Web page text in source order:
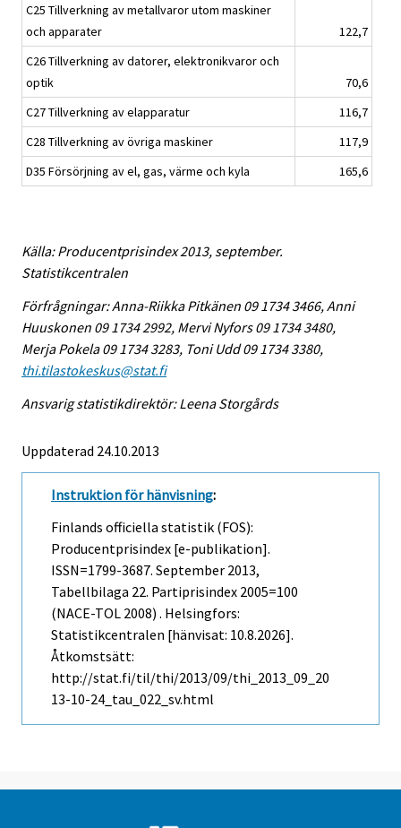
C25 Tillverkning av metallvaror utom maskiner
och apparater
122,7
C26 Tillverkning av datorer, elektronikvaror och
optik
70,6
C27 Tillverkning av elapparatur
116,7
C28 Tillverkning av övriga maskiner
117,9
D35 Försörjning av el, gas, värme och kyla
165,6
Källa: Producentprisindex 2013, september.
Statistikcentralen
Förfrågningar: Anna-Riikka Pitkänen 09 1734 3466, Anni
Huuskonen 09 1734 2992, Mervi Nyfors 09 1734 3480,
Merja Pokela 09 1734 3283, Toni Udd 09 1734 3380,
thi.tilastokeskus@stat.fi
Ansvarig statistikdirektör: Leena Storgårds
Uppdaterad 24.10.2013
Instruktion för hänvisning:
Finlands officiella statistik (FOS):
Producentprisindex [e-publikation].
ISSN=1799-3687. September 2013,
Tabellbilaga 22. Partiprisindex 2005=100
(NACE-TOL 2008) . Helsingfors:
Statistikcentralen [hänvisat: 10.8.2026].
Åtkomstsätt:
http://stat.fi/til/thi/2013/09/thi_2013_09_20
13-10-24_tau_022_sv.html